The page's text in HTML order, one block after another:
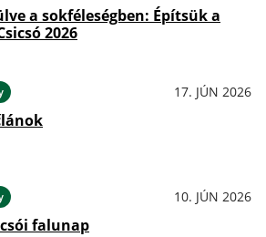
a sokféleségben: Építsük a
2026
17. JÚN 2026
10. JÚN 2026
falunap